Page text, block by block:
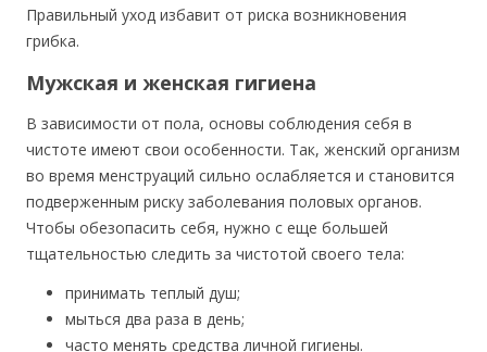
Правильный уход избавит от риска возникновения
грибка.
Мужская и женская гигиена
В зависимости от пола, основы соблюдения себя в
чистоте имеют свои особенности. Так, женский организм
во время менструаций сильно ослабляется и становится
подверженным риску заболевания половых органов.
Чтобы обезопасить себя, нужно с еще большей
тщательностью следить за чистотой своего тела:
принимать теплый душ;
мыться два раза в день;
часто менять средства личной гигиены.